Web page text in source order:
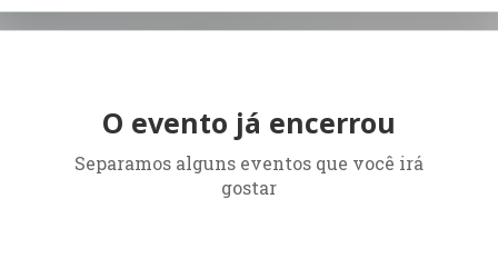
O evento já encerrou
Separamos alguns eventos que você irá
gostar